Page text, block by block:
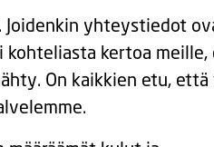
Joidenkin yhteystiedot
kertoa
On kaikkien etu, että